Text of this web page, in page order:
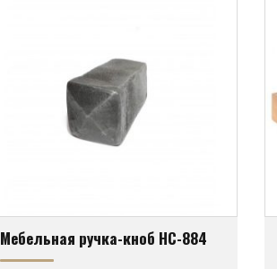
Мебельная ручка-кноб HC-884